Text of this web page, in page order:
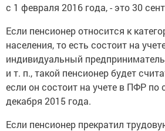
с 1 февраля 2016 года, - это 30
Если пенсионер относится к
населения, то есть состоит на
индивидуальный
и т. п., такой пенсионер будет
если он состоит на учете в ПФР по
декабря 2015 года.
Если пенсионер прекратил